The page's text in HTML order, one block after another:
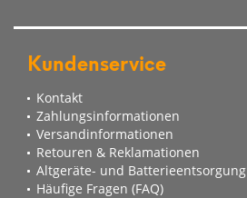
Kundenservice
Kontakt
Zahlungsinformationen
Versandinformationen
Retouren & Reklamationen
Altgeräte- und Batterieentsorgung
Häufige Fragen (FAQ)